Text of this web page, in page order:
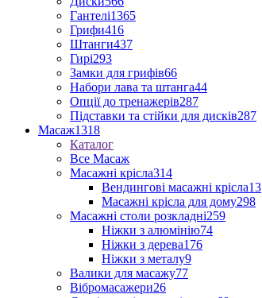
Гантелі1365
Грифи416
Штанги437
Гирі293
Замки для грифів66
Набори лава та штанга44
Опції до тренажерів287
Підставки та стійки для дисків287
Масаж1318
Каталог
Все Масаж
Масажні крісла314
Вендингові масажні крісла13
Масажні крісла для дому298
Масажні столи розкладні259
Ніжки з алюмінію74
Ніжки з дерева176
Ніжки з металу9
Валики для масажу77
Вібромасажери26